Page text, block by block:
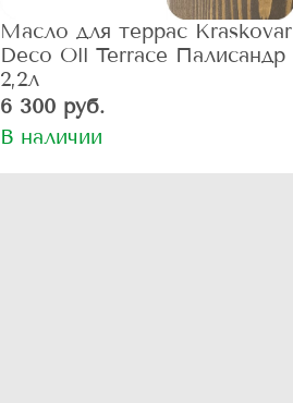
Масло для террас Kraskovar
Deco Oll Terrace Палисандр
2,2л
6 300 руб.
В наличии